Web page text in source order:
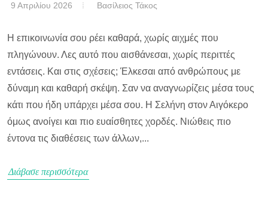
9 Απριλίου 2026 Βασίλειος Τάκος
Η επικοινωνία σου ρέει καθαρά, χωρίς αιχμές που
πληγώνουν. Λες αυτό που αισθάνεσαι, χωρίς περιττές
εντάσεις. Και στις σχέσεις; Έλκεσαι από ανθρώπους με
δύναμη και καθαρή σκέψη. Σαν να αναγνωρίζεις μέσα τους
κάτι που ήδη υπάρχει μέσα σου. Η Σελήνη στον Αιγόκερο
όμως ανοίγει και πιο ευαίσθητες χορδές. Νιώθεις πιο
έντονα τις διαθέσεις των άλλων,...
Διάβασε περισσότερα